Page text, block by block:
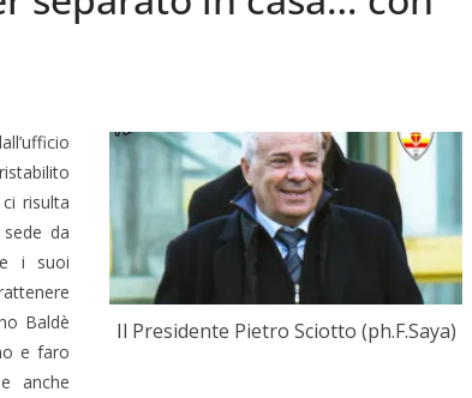
Il Presidente Pietro Sciotto (ph.F.Saya)
risulta
da
i suoi
Baldè
e faro
anche